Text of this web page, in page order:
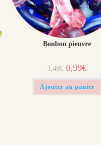
Bonbon pieuvre
1,49€ Le
prix
initial
était :
0,99€Le
prix
actuel
est :
Ajouter au panier